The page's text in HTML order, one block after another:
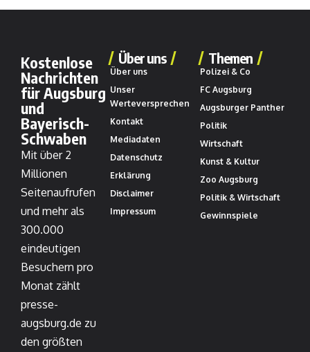
Kostenlose
Nachrichten
für Augsburg
und
Bayerisch-
Schwaben
Mit über 2
Millionen
Seitenaufrufen
und mehr als
300.000
eindeutigen
Besuchern pro
Monat zählt
presse-
augsburg.de zu
den größten
Über uns
Über uns
Unser
Werteversprechen
Kontakt
Mediadaten
Datenschutz
Erklärung
Disclaimer
Impressum
Themen
Polizei & Co
FC Augsburg
Augsburger Panther
Politik
Wirtschaft
Kunst & Kultur
Zoo Augsburg
Politik & Wirtschaft
Gewinnspiele